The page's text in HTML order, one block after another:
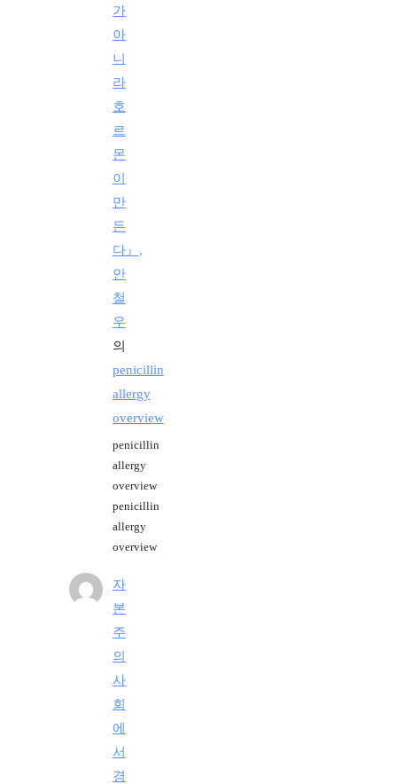
가
아
니
라
호
르
몬
이
만
든
다』,
안
철
우
의
penicillin
allergy
overview
penicillin
allergy
overview
penicillin
allergy
overview
자
본
주
의
사
회
에
서
경